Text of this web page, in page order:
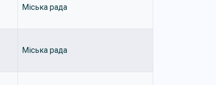
Міська рада
Міська рада